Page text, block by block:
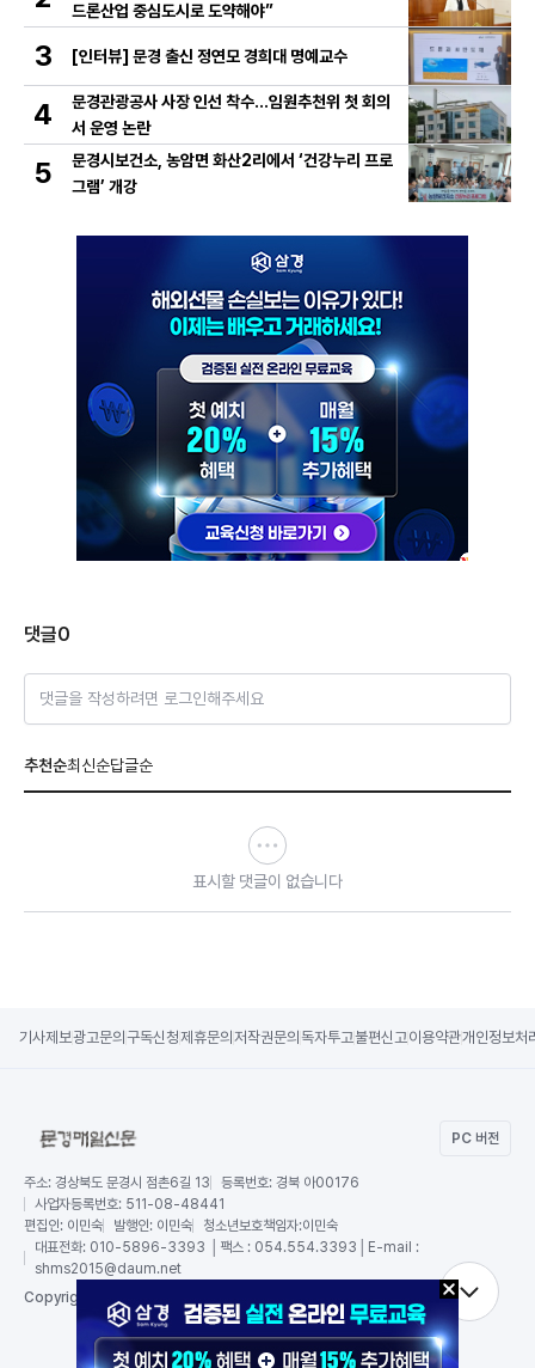
드론산업 중심도시로 도약해야”
3 [인터뷰] 문경 출신 정연모 경희대 명예교수
4
문경관광공사 사장 인선 착수…임원추천위 첫 회의
서 운영 논란
5
문경시보건소, 농암면 화산2리에서 ‘건강누리 프로
그램’ 개강
댓글0
댓글을 작성하려면 로그인해주세요
추천순최신순답글순
표시할 댓글이 없습니다
기사제보광고문의 구독신청제휴문의 저작권문의 독자투고불편신고이용약관개인정보처
PC 버전
주소: 경상북도 문경시 점촌6길 13 등록번호: 경북 아00176
사업자등록번호: 511-08-48441
편집인: 이민숙 발행인: 이민숙 청소년보호책임자:이민숙
대표전화: 010-5896-3393 │팩스 : 054.554.3393│E-mail :
shms2015@daum.net
Copyright by 문경매일신문,